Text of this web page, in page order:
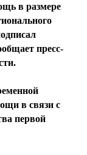
в размере
пресс-
в связи с
первой